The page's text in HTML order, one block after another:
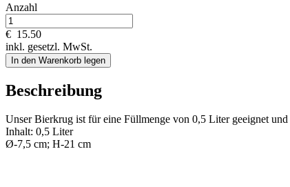
Anzahl
€ 15.50
inkl. gesetzl. MwSt.
In den Warenkorb legen
Beschreibung
Unser Bierkrug ist für eine Füllmenge von 0,5 Liter geeignet
Inhalt: 0,5 Liter
Ø-7,5 cm; H-21 cm